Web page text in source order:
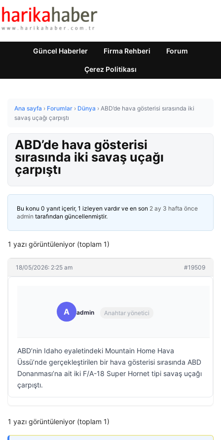
Güncel Haberler Firma Rehberi Forum
Çerez Politikası
Ana sayfa › Forumlar › Dünya › ABD’de hava gösterisi sırasında iki
savaş uçağı çarpıştı
ABD’de hava gösterisi
sırasında iki savaş uçağı
çarpıştı
Bu konu 0 yanıt içerir, 1 izleyen vardır ve en son 2 ay 3 hafta önce
admin tarafından güncellenmiştir.
1 yazı görüntüleniyor (toplam 1)
18/05/2026: 2:25 am #19509
A admin Anahtar yönetici
ABD’nin Idaho eyaletindeki Mountain Home Hava
Üssü’nde gerçekleştirilen bir hava gösterisi sırasında ABD
Donanması’na ait iki F/A-18 Super Hornet tipi savaş uçağı
çarpıştı.
1 yazı görüntüleniyor (toplam 1)